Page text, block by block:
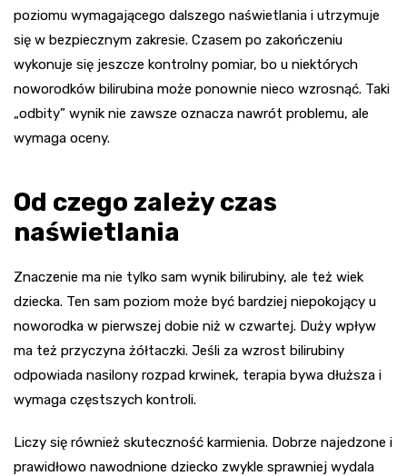
poziomu wymagającego dalszego naświetlania i utrzymuje
się w bezpiecznym zakresie. Czasem po zakończeniu
wykonuje się jeszcze kontrolny pomiar, bo u niektórych
noworodków bilirubina może ponownie nieco wzrosnąć. Taki
„odbity” wynik nie zawsze oznacza nawrót problemu, ale
wymaga oceny.
Od czego zależy czas
naświetlania
Znaczenie ma nie tylko sam wynik bilirubiny, ale też wiek
dziecka. Ten sam poziom może być bardziej niepokojący u
noworodka w pierwszej dobie niż w czwartej. Duży wpływ
ma też przyczyna żółtaczki. Jeśli za wzrost bilirubiny
odpowiada nasilony rozpad krwinek, terapia bywa dłuższa i
wymaga częstszych kontroli.
Liczy się również skuteczność karmienia. Dobrze najedzone i
prawidłowo nawodnione dziecko zwykle sprawniej wydala